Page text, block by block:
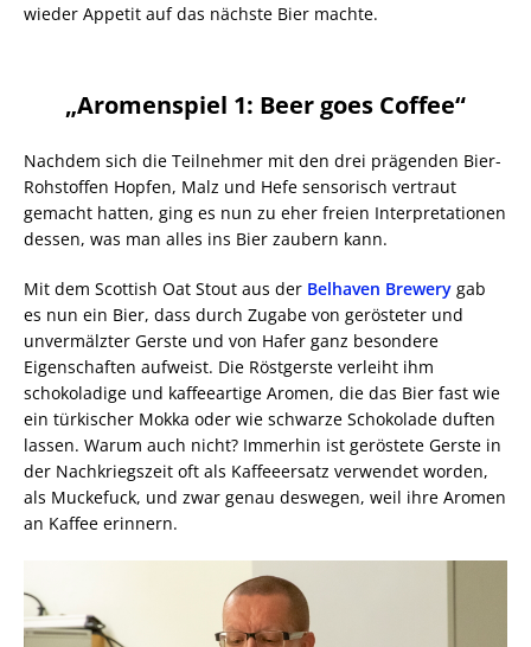
wieder Appetit auf das nächste Bier machte.
„Aromenspiel 1: Beer goes Coffee“
Nachdem sich die Teilnehmer mit den drei prägenden Bier-
Rohstoffen Hopfen, Malz und Hefe sensorisch vertraut
gemacht hatten, ging es nun zu eher freien Interpretationen
dessen, was man alles ins Bier zaubern kann.
Mit dem Scottish Oat Stout aus der Belhaven Brewery gab
es nun ein Bier, dass durch Zugabe von gerösteter und
unvermälzter Gerste und von Hafer ganz besondere
Eigenschaften aufweist. Die Röstgerste verleiht ihm
schokoladige und kaffeeartige Aromen, die das Bier fast wie
ein türkischer Mokka oder wie schwarze Schokolade duften
lassen. Warum auch nicht? Immerhin ist geröstete Gerste in
der Nachkriegszeit oft als Kaffeeersatz verwendet worden,
als Muckefuck, und zwar genau deswegen, weil ihre Aromen
an Kaffee erinnern.